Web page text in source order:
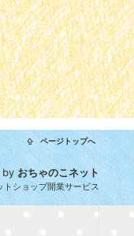
ページトップへ
byおちゃのこネット
トショップ開業サービス